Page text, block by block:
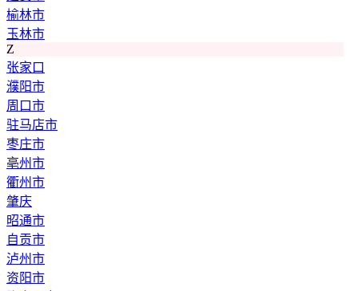
榆林市
玉林市
Z
张家口
濮阳市
周口市
驻马店市
枣庄市
亳州市
衢州市
肇庆
昭通市
自贡市
泸州市
资阳市